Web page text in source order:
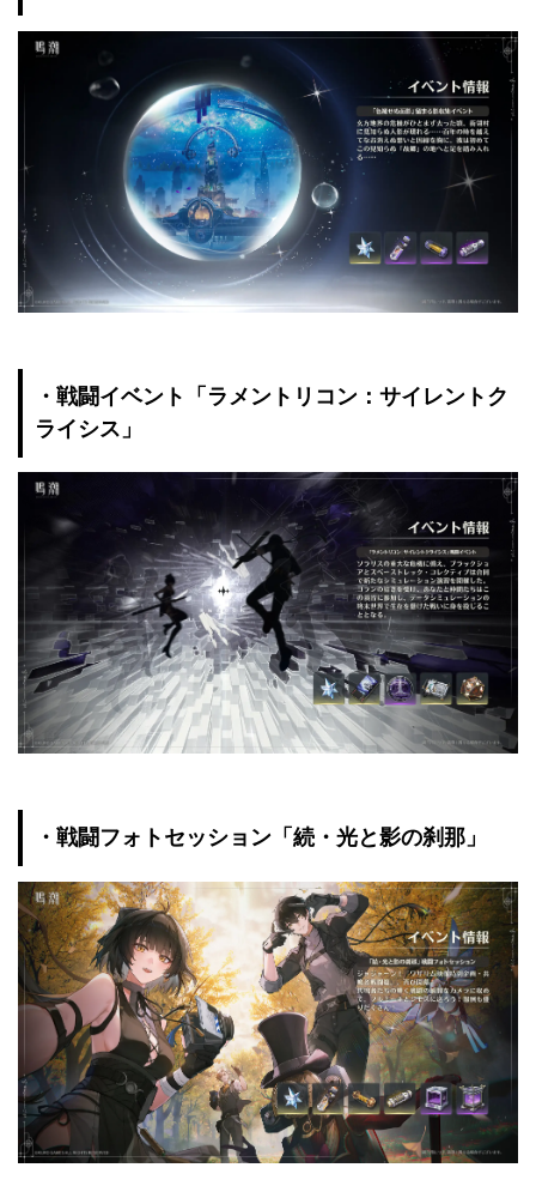
・戦闘イベント「ラメントリコン：サイレントク
ライシス」
・戦闘フォトセッション「続・光と影の刹那」